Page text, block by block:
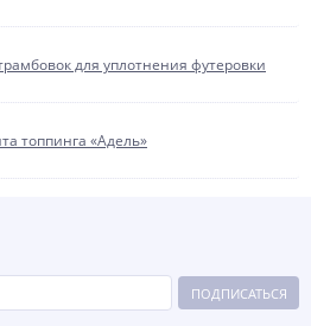
для уплотнения футеровки
топпинга «Адель»
ПОДПИСАТЬСЯ